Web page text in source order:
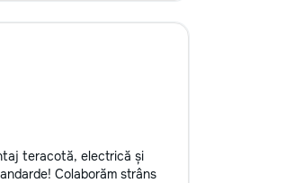
teracotă, electrică și
Colaborăm strâns